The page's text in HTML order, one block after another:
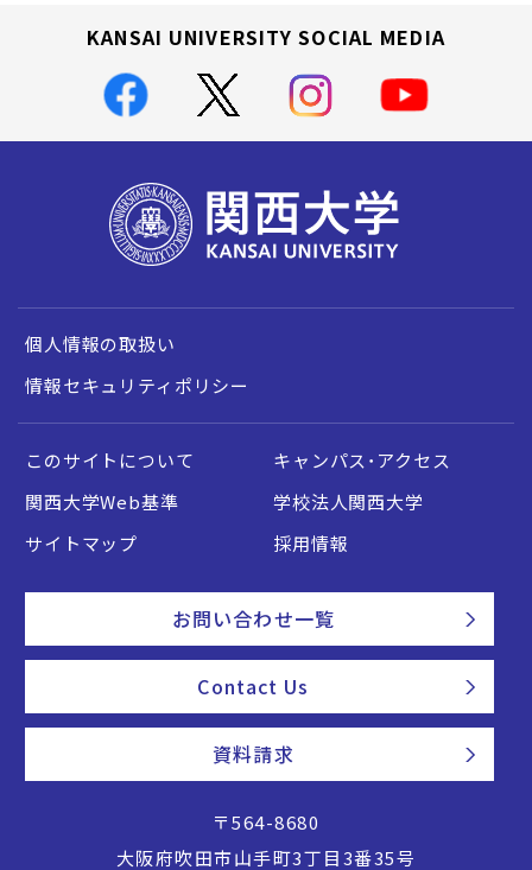
KANSAI UNIVERSITY SOCIAL MEDIA
個人情報の取扱い
情報セキュリティポリシー
このサイトについて
キャンパス・アクセス
関西大学Web基準
学校法人関西大学
サイトマップ
採用情報
お問い合わせ一覧
Contact Us
資料請求
〒564-8680
大阪府吹田市山手町3丁目3番35号